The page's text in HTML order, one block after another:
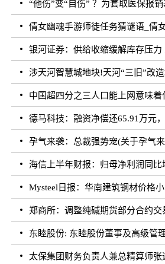
“他伤”变“自伤” ？为套取医保报
倩女幽魂手游师徒任务猜谜语_倩
银河证券：供给收缩缓解库存压力
涉天河智慧城地块!天河“三旧”改
中国超四分之三人口能上网意味着
德马科技：融资净偿还65.91万元
孕气来袭：总裁强势宠(关于孕气
海信上半年财报：归母净利润同
Mysteel日报：华南建筑钢材价格
郑商所：调整纯碱期货部分合约
东睦股份: 东睦股份董事及高级管
太保集团财务负责人兼总精算师